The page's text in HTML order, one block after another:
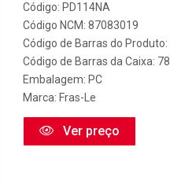
Código: PD114NA
Código NCM: 87083019
Código de Barras do
Código de Barras da Caixa:
Embalagem: PC
Marca: Fras-Le
Ver preço